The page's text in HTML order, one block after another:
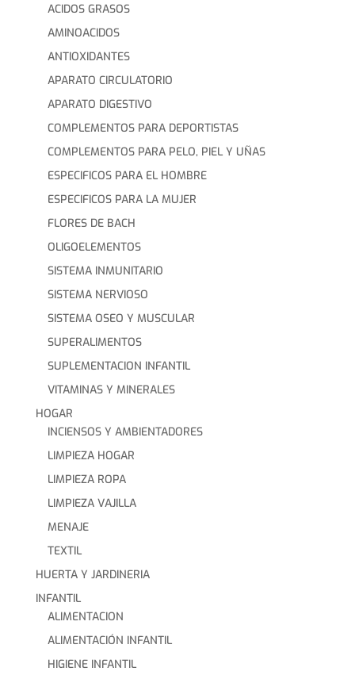
ACIDOS GRASOS
AMINOACIDOS
ANTIOXIDANTES
APARATO CIRCULATORIO
APARATO DIGESTIVO
COMPLEMENTOS PARA DEPORTISTAS
COMPLEMENTOS PARA PELO, PIEL Y UÑAS
ESPECIFICOS PARA EL HOMBRE
ESPECIFICOS PARA LA MUJER
FLORES DE BACH
OLIGOELEMENTOS
SISTEMA INMUNITARIO
SISTEMA NERVIOSO
SISTEMA OSEO Y MUSCULAR
SUPERALIMENTOS
SUPLEMENTACION INFANTIL
VITAMINAS Y MINERALES
HOGAR
INCIENSOS Y AMBIENTADORES
LIMPIEZA HOGAR
LIMPIEZA ROPA
LIMPIEZA VAJILLA
MENAJE
TEXTIL
HUERTA Y JARDINERIA
INFANTIL
ALIMENTACION
ALIMENTACIÓN INFANTIL
HIGIENE INFANTIL